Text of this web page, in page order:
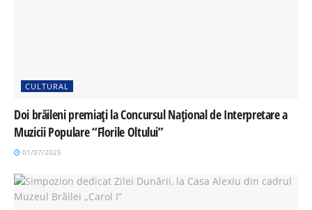
CULTURAL
Doi brăileni premiați la Concursul Național de Interpretare a
Muzicii Populare “Florile Oltului”
01/07/2025